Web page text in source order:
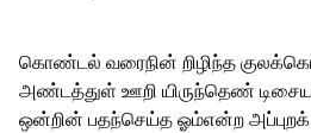
கொண்டல் வரைநின் றிழிந்த
அண்டத்துள் ஊறி யிருந்தெண்
ஒன்றின் பதந்செய்த ஓம்என்ற அப்புறக்